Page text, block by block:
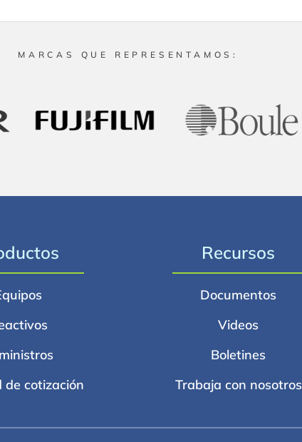
MARCAS QUE REPRESENTAMOS:
de cotización
Recursos
Documentos
Videos
Boletines
Trabaja con nosotros